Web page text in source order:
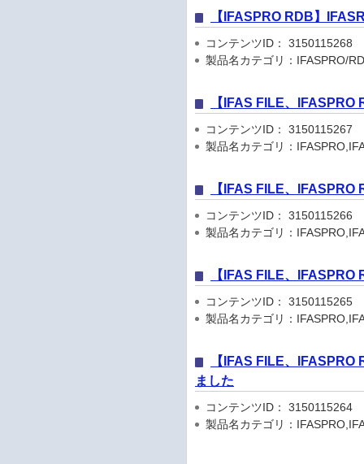
【IFASPRO RDB】
コンテンツID： 3150115268
製品名カテゴリ：IFASPRO/
【IFAS FILE、
コンテンツID： 3150115267
製品名カテゴリ：
【IFAS FILE、
コンテンツID： 3150115266
製品名カテゴリ：
【IFAS FILE、
コンテンツID： 3150115265
製品名カテゴリ：
【IFAS FILE、
ました
コンテンツID： 3150115264
製品名カテゴリ：